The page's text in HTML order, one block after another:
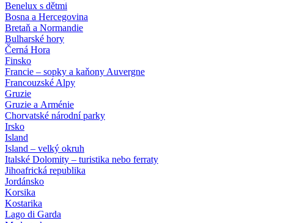
Benelux s dětmi
Bosna a Hercegovina
Bretaň a Normandie
Bulharské hory
Černá Hora
Finsko
Francie – sopky a kaňony Auvergne
Francouzské Alpy
Gruzie
Gruzie a Arménie
Chorvatské národní parky
Irsko
Island
Island – velký okruh
Italské Dolomity – turistika nebo ferraty
Jihoafrická republika
Jordánsko
Korsika
Kostarika
Lago di Garda